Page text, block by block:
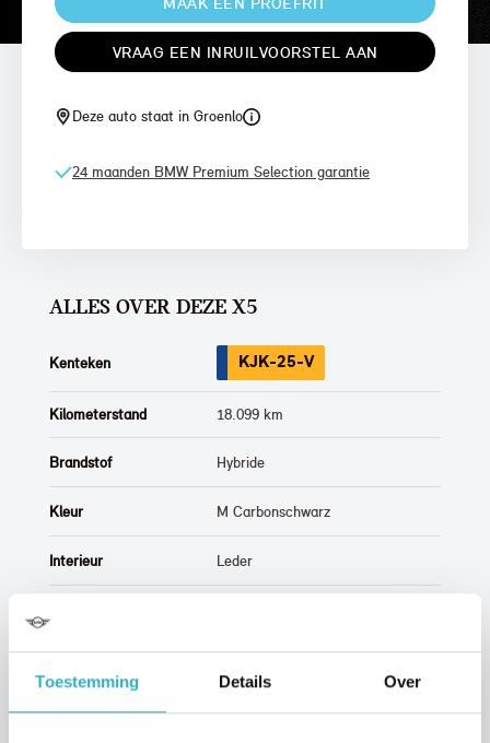
Toestemming Details Over
VRAAG EEN INRUILVOORSTEL AAN
Deze auto staat in Groenlo
24 maanden BMW Premium Selection garantie
ALLES OVER DEZE X5
Kenteken KJK-25-V
Kilometerstand 18.099 km
Brandstof Hybride
Kleur M Carbonschwarz
Interieur Leder
ALLE OPTIES EN SPECIFICATIES